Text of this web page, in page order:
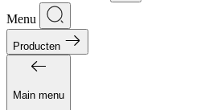
Menu
Producten
Main menu